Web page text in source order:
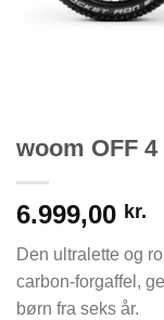
woom OFF 4
6.999,00 kr.
Den ultralette og
carbon-forgaffel,
børn fra seks år.